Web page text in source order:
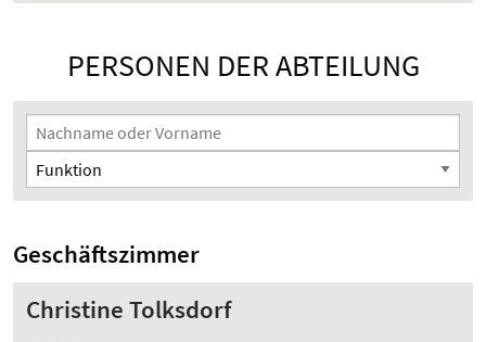
PERSONEN DER ABTEILUNG
Suchfilter
Nachname oder Vorname
Funktion
Geschäftszimmer
Christine Tolksdorf